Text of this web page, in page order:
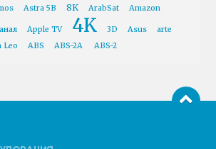
Astra 5B 8K ArabSat Amazon
Apple TV 4K 3D Asus
arte
Leo ABS ABS-2A ABS-2